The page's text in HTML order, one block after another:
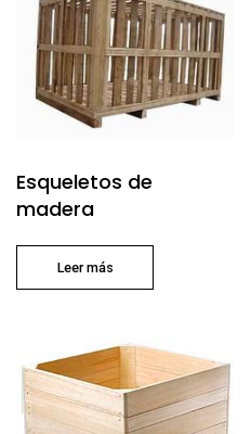
Esqueletos de
madera
Leer más